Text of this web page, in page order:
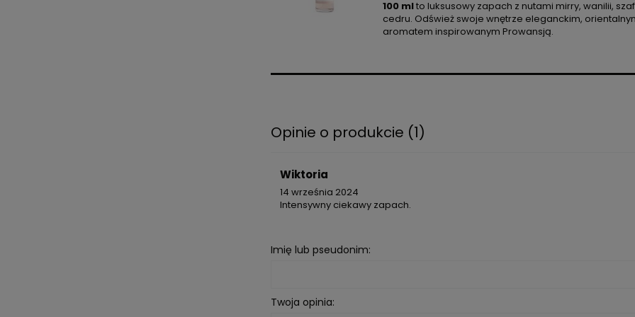
100 mlto luksusowy zapach z nutami mirry, wanilii,
cedru. Odśwież swoje wnętrze eleganckim,
aromatem inspirowanym Prowansją.
Opinie o produkcie (1)
Wiktoria
14 września 2024
Intensywny ciekawy zapach.
Imię lub pseudonim:
Twoja opinia: